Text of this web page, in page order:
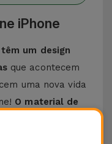
iPhone
um design
que acontecem
uma nova vida
O material de